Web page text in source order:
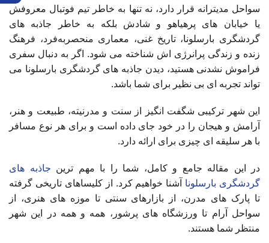
سواحل مدیترانه قرار دارد، نه تنها به خاطر تیم فوتبال معروفش
یا خیابان های پرهیاهو و شادش بلکه به خاطر جاذبه های
گردشگری بارسلونا، تاریخ غنی، معماری منحصربه‌فرد، فرهنگ
زنده و زندگی پرانرژی اش شناخته می شود. اگر به دنبال سفری
فراموش نشدنی هستید، دیدن جاذبه های گردشگری بارسلونا می
تواند تجربه ای بی نظیر برای شما باشد.
این شهر ترکیبی شگفت انگیز از سنت و مدرنیته، طبیعت و هنر،
آرامش و هیجان را در خود جای داده است و برای هر نوع مسافر
با هر سلیقه ای چیزی برای ارائه دارد.
در این مقاله جامع و کامل، شما را با مهم ترین جاذبه های
گردشگری بارسلونا آشنا خواهیم کرد. از کلیساهای تاریخی گرفته
تا پارک های مدرن، از بازارهای سنتی تا موزه های هنری، از
سواحل آرام تا ورزشگاه های پرشور، همه و همه در این شهر
منتظر شما هستند.